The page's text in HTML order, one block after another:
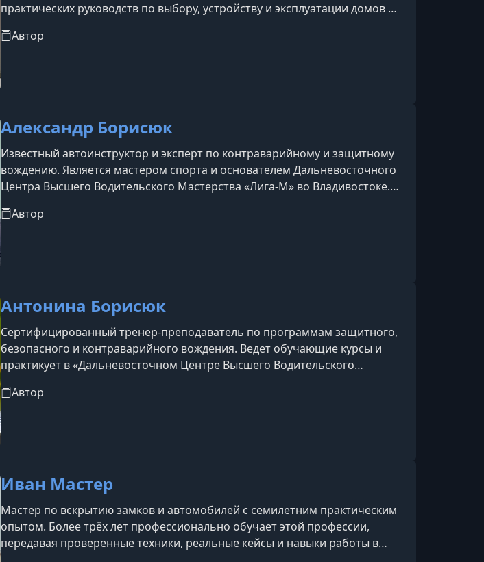
практических руководств по выбору, устройству и эксплуатации домов на
путешествовать в автодомах или жилых прицепах.
Автор
Александр Борисюк
Известный автоинструктор и эксперт по контраварийному и защитному
вождению. Является мастером спорта и основателем Дальневосточного
Центра Высшего Водительского Мастерства «Лига-М» во Владивостоке.
уникальную методику профессора Эрнеста Цыганкова. С 2009 года
Автор
Антонина Борисюк
Сертифицированный тренер-преподаватель по программам защитного,
безопасного и контраварийного вождения. Ведет обучающие курсы и
практикует в «Дальневосточном Центре Высшего Водительского
Автор
Иван Мастер
Мастер по вскрытию замков и автомобилей с семилетним практическим
опытом. Более трёх лет профессионально обучает этой профессии,
передавая проверенные техники, реальные кейсы и навыки работы в